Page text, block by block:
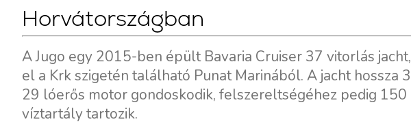
Horvátországban
A Jugo egy 2015-ben épült Bavaria Cruiser 37 vitorlás
el a Krk szigetén található Punat Marinából. A jacht
29 lóerős motor gondoskodik, felszereltségéhez pedig
víztartály tartozik.